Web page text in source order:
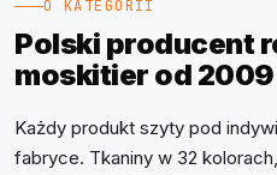
O KATEGORII
Polski producent
moskitier od
Każdy produkt szyty pod
fabryce. Tkaniny w 32